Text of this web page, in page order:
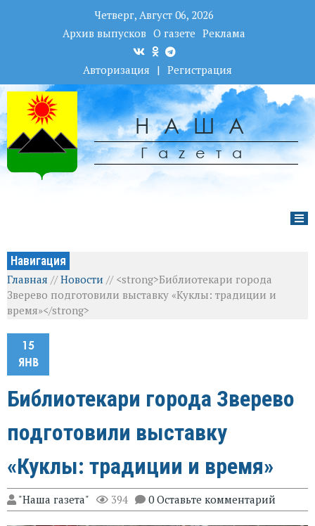
Четверг, Август 06, 2026
Архив выпусков О газете Реклама
Авторизация | Регистрация
НАША
Гаzета
Навигация
Главная //Новости // <strong>Библиотекари города
Зверево подготовили выставку «Куклы: традиции и
время»</strong>
15
ЯНВ
Библиотекари города Зверево
подготовили выставку
«Куклы: традиции и время»
"Наша газета" 394 0 Оставьте комментарий